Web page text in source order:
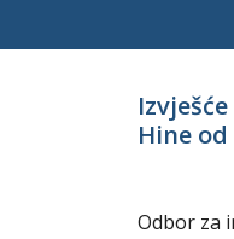
Hine
Odbor za